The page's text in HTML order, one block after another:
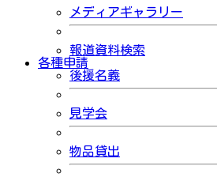
メディアギャラリー
報道資料検索
各種申請
後援名義
見学会
物品貸出